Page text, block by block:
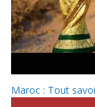
Maroc : Tout